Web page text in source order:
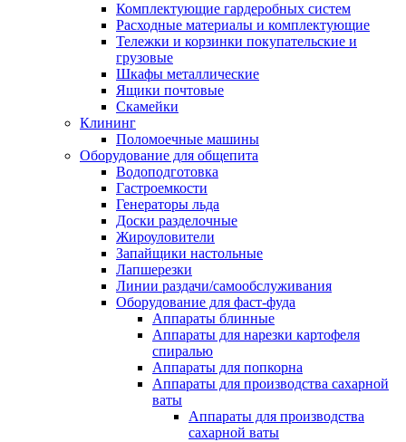
Комплектующие гардеробных систем
Расходные материалы и комплектующие
Тележки и корзинки покупательские и
грузовые
Шкафы металлические
Ящики почтовые
Скамейки
Клининг
Поломоечные машины
Оборудование для общепита
Водоподготовка
Гастроемкости
Генераторы льда
Доски разделочные
Жироуловители
Запайщики настольные
Лапшерезки
Линии раздачи/самообслуживания
Оборудование для фаст-фуда
Аппараты блинные
Аппараты для нарезки картофеля
спиралью
Аппараты для попкорна
Аппараты для производства сахарной
ваты
Аппараты для производства
сахарной ваты